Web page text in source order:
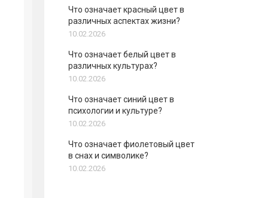
Что означает красный цвет в
различных аспектах жизни?
10.02.2026
Что означает белый цвет в
различных культурах?
10.02.2026
Что означает синий цвет в
психологии и культуре?
10.02.2026
Что означает фиолетовый цвет
в снах и символике?
10.02.2026